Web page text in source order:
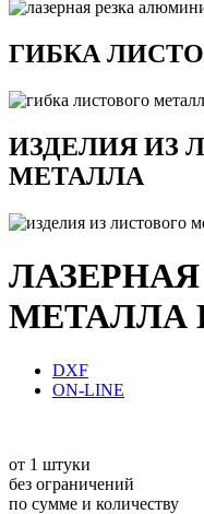
ГИБКА
ИЗДЕЛИЯ ИЗ
МЕТАЛЛА
DXF
ON-LINE
от 1 штуки
без ограничений
по сумме и количеству